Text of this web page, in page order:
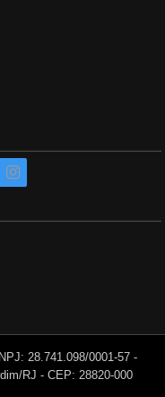
28.741.098/0001-57 -
RJ - CEP: 28820-000